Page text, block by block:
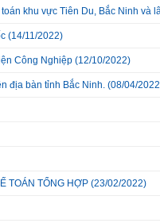
khu vực Tiên Du, Bắc Ninh và
(14/11/2022)
Công Nghiệp (12/10/2022)
địa bàn tỉnh Bắc Ninh. (08/04/
TOÁN TỔNG HỢP (23/02/2022)